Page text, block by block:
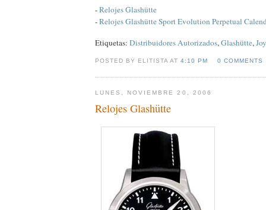
-Relojes Glashütte
-Relojes Glashütte Sport Evolution Perpetual
Etiquetas: Distribuidores Autorizados,Glashütte,
POSTED BY ELITISTA AT4:10 PM 0 COMMENTS
LUNES, NOVIEMBRE 20, 2006
Relojes Glashütte